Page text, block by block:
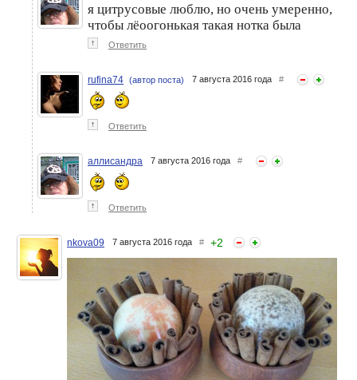
я цитрусовые люблю, но очень умеренно,
чтобы лёоогонькая такая нотка была
↑ Ответить
rufina74 (автор поста) 7 августа 2016 года #
↑ Ответить
аллисандра 7 августа 2016 года #
↑ Ответить
nkova09 7 августа 2016 года # +2